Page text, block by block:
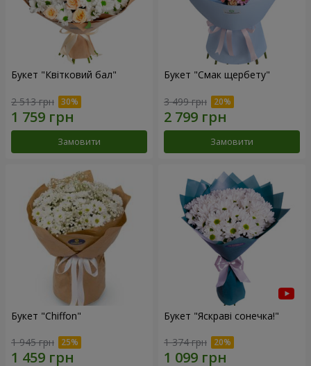
Букет "Квітковий бал"
2 513 грн
Замовити
Букет "Смак щербету"
3 499 грн
Замовити
Букет "Chiffon"
1 945 грн
Букет "Яскраві сонечка!"
1 374 грн